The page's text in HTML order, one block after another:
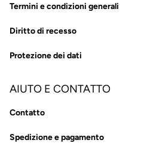
Termini e condizioni generali
Diritto di recesso
Protezione dei dati
AIUTO E CONTATTO
Contatto
Spedizione e pagamento